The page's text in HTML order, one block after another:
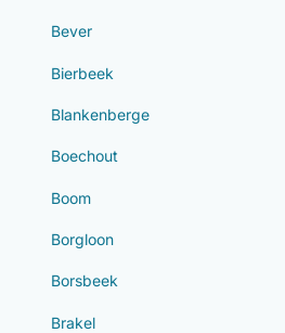
Bever
Bierbeek
Blankenberge
Boechout
Boom
Borgloon
Borsbeek
Brakel